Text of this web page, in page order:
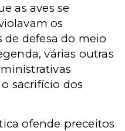
as aves se
os
defesa do meio
várias outras
sacrifício dos
ofende preceitos